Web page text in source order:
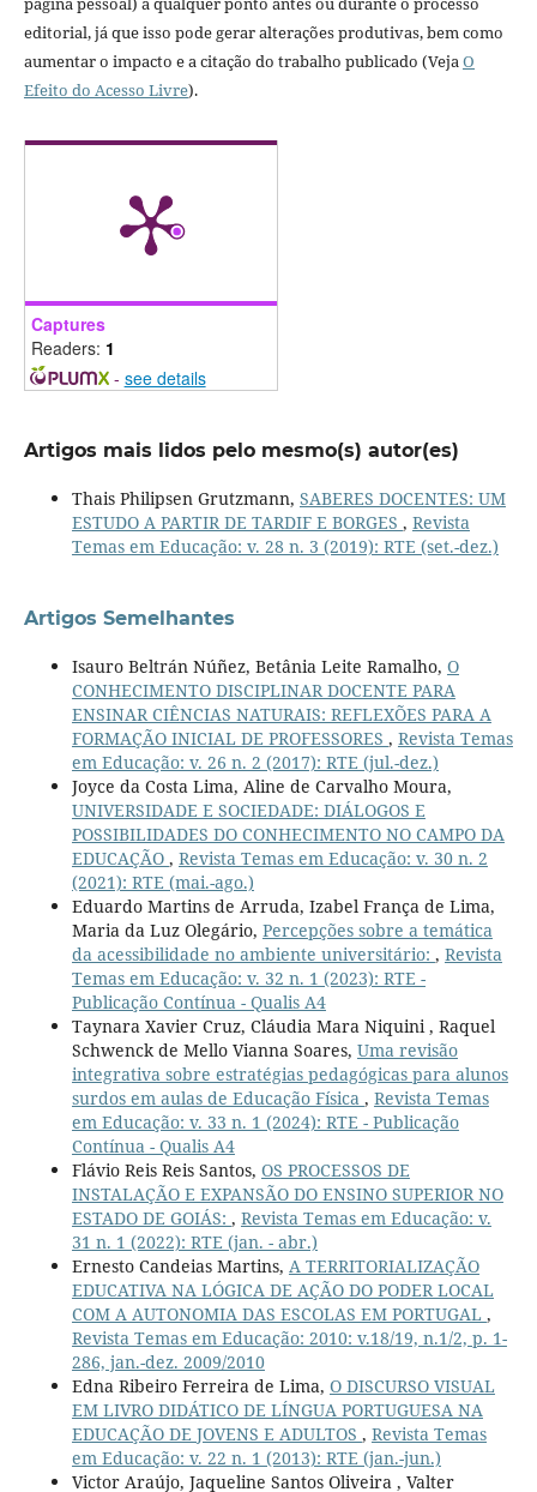
editorial, já que isso pode gerar alterações produtivas, bem como
aumentar o impacto e a citação do trabalho publicado (VejaO
Efeito do Acesso Livre).
Captures
Readers: 1
- see details
Artigos mais lidos pelo mesmo(s) autor(es)
Thais Philipsen Grutzmann, SABERES DOCENTES: UM
ESTUDO A PARTIR DE TARDIF E BORGES , Revista
Temas em Educação: v. 28 n. 3 (2019): RTE (set.-dez.)
Artigos Semelhantes
Isauro Beltrán Núñez, Betânia Leite Ramalho, O
CONHECIMENTO DISCIPLINAR DOCENTE PARA
ENSINAR CIÊNCIAS NATURAIS: REFLEXÕES PARA A
FORMAÇÃO INICIAL DE PROFESSORES , Revista Temas
em Educação: v. 26 n. 2 (2017): RTE (jul.-dez.)
Joyce da Costa Lima, Aline de Carvalho Moura,
UNIVERSIDADE E SOCIEDADE: DIÁLOGOS E
POSSIBILIDADES DO CONHECIMENTO NO CAMPO DA
EDUCAÇÃO , Revista Temas em Educação: v. 30 n. 2
(2021): RTE (mai.-ago.)
Eduardo Martins de Arruda, Izabel França de Lima,
Maria da Luz Olegário, Percepções sobre a temática
da acessibilidade no ambiente universitário: , Revista
Temas em Educação: v. 32 n. 1 (2023): RTE -
Publicação Contínua - Qualis A4
Taynara Xavier Cruz, Cláudia Mara Niquini , Raquel
Schwenck de Mello Vianna Soares, Uma revisão
integrativa sobre estratégias pedagógicas para alunos
surdos em aulas de Educação Física , Revista Temas
em Educação: v. 33 n. 1 (2024): RTE - Publicação
Contínua - Qualis A4
Flávio Reis Reis Santos, OS PROCESSOS DE
INSTALAÇÃO E EXPANSÃO DO ENSINO SUPERIOR NO
ESTADO DE GOIÁS: , Revista Temas em Educação: v.
31 n. 1 (2022): RTE (jan. - abr.)
Ernesto Candeias Martins, A TERRITORIALIZAÇÃO
EDUCATIVA NA LÓGICA DE AÇÃO DO PODER LOCAL
COM A AUTONOMIA DAS ESCOLAS EM PORTUGAL ,
Revista Temas em Educação: 2010: v.18/19, n.1/2, p. 1-
286, jan.-dez. 2009/2010
Edna Ribeiro Ferreira de Lima, O DISCURSO VISUAL
EM LIVRO DIDÁTICO DE LÍNGUA PORTUGUESA NA
EDUCAÇÃO DE JOVENS E ADULTOS , Revista Temas
em Educação: v. 22 n. 1 (2013): RTE (jan.-jun.)
Victor Araújo, Jaqueline Santos Oliveira , Valter